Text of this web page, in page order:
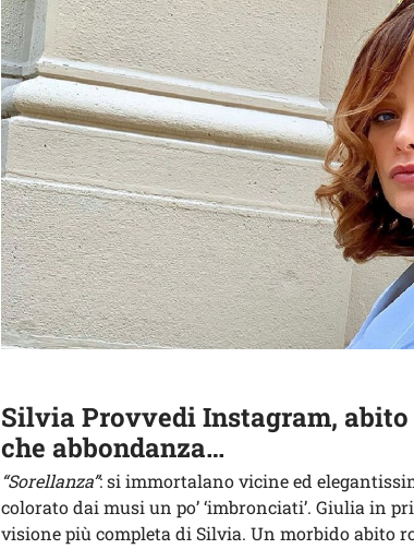
Silvia Provvedi Instagram,
che abbondanza…
“Sorellanza”: si immortalano vicine ed
colorato dai musi un po’ ‘imbronciati’. Giulia in
visione più completa di Silvia. Un morbido abito